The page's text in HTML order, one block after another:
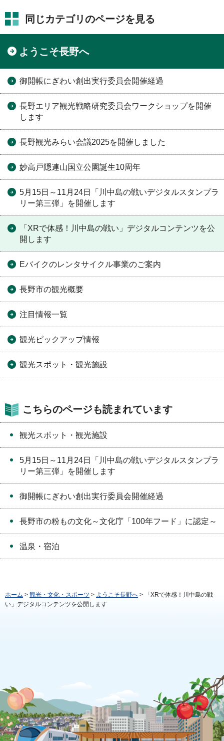
同じカテゴリのページを見る
ようこそ長野へ
御開帳にぎわい創出実行委員会開催経過
長野エリア観光戦略研究委員会ワークショップを開催
します
長野観光みらい会議2025を開催しました
妙高戸隠連山国立公園誕生10周年
5月15日～11月24日「川中島の戦いデジタルスタンプラ
リー第三弾」を開催します
「XRで体感！川中島の戦い」デジタルコンテンツを公
開します
Eバイクのレンタサイクル事業のご案内
長野市の観光概要
注目情報一覧
観光ピックアップ情報
観光スポット・観光施設
こちらのページも読まれています
観光スポット・観光施設
5月15日～11月24日「川中島の戦いデジタルスタンプラ
リー第三弾」を開催します
御開帳にぎわい創出実行委員会開催経過
長野市の粉もの文化～文化庁「100年フード」に認定～
温泉・宿泊
ホーム > 観光・文化・スポーツ > ようこそ長野へ > 「XRで体感！川中島の戦
い」デジタルコンテンツを公開します